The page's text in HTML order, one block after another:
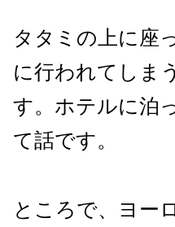
タタミの上に座
に行われてしま
す。ホテルに泊
て話です。
ところで、ヨー